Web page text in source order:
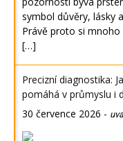
symbol důvěry, lásky
Právě proto si
[…]
Precizní diagnostika:
pomáhá v průmyslu i
30 července 2026 -